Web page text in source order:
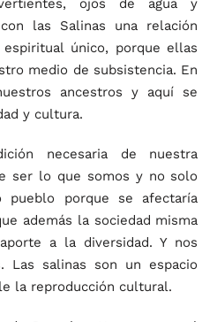
ojos de agua y
las Salinas una relación
único, porque ellas
medio de subsistencia. En
ancestros y aquí se
y cultura.
necesaria de nuestra
ser lo que somos y no solo
pueblo porque se afectaría
además la sociedad misma
a la diversidad. Y nos
Las salinas son un espacio
la reproducción cultural.